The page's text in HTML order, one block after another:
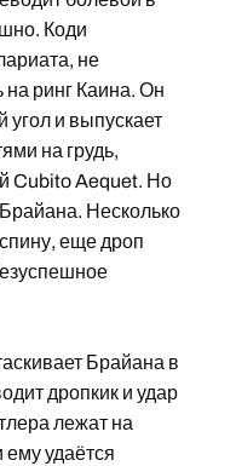
Коди
не
на ринг Каина. Он
угол и выпускает
на грудь,
Cubito Aequet. Но
Несколько
еще дроп
Брайана в
дропкик и удар
лежат на
удаётся